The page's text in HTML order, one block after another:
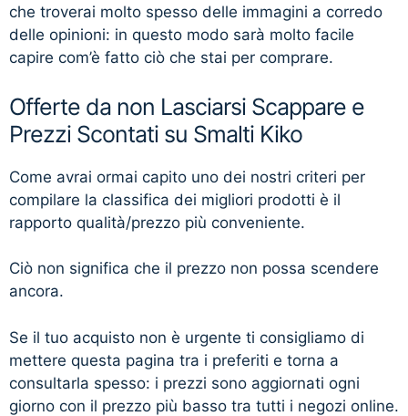
che troverai molto spesso delle immagini a corredo
delle opinioni: in questo modo sarà molto facile
capire com’è fatto ciò che stai per comprare.
Offerte da non Lasciarsi Scappare e
Prezzi Scontati su Smalti Kiko
Come avrai ormai capito uno dei nostri criteri per
compilare la classifica dei migliori prodotti è il
rapporto qualità/prezzo più conveniente.
Ciò non significa che il prezzo non possa scendere
ancora.
Se il tuo acquisto non è urgente ti consigliamo di
mettere questa pagina tra i preferiti e torna a
consultarla spesso: i prezzi sono aggiornati ogni
giorno con il prezzo più basso tra tutti i negozi online.